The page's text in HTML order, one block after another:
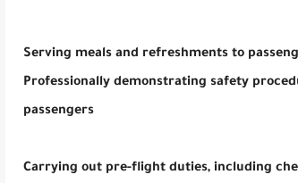
Serving meals and refreshments to
Professionally demonstrating safety
passengers
Carrying out pre-flight duties, including